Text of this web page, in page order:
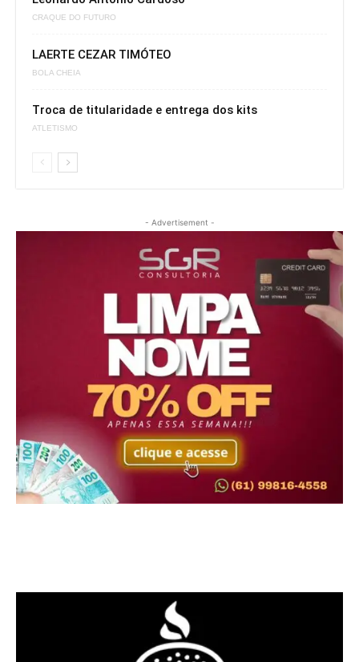
CRAQUE DO FUTURO
LAERTE CEZAR TIMÓTEO
BOLA CHEIA
Troca de titularidade e entrega dos kits
ATLETISMO
- Advertisement -